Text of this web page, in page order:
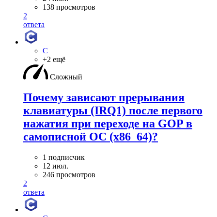
138 просмотров
2
ответа
C
+2 ещё
Сложный
Почему зависают прерывания
клавиатуры (IRQ1) после первого
нажатия при переходе на GOP в
самописной ОС (x86_64)?
1 подписчик
12 июл.
246 просмотров
2
ответа